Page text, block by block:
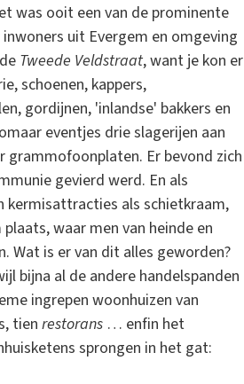
was ooit een van de prominente
uit Evergem en omgeving
Tweede Veldstraat, want je kon er
schoenen, kappers,
gordijnen, 'inlandse' bakkers en
eventjes drie slagerijen aan
grammofoonplaten. Er bevond zich
gevierd werd. En als
kermisattracties als schietkraam,
waar men van heinde en
Wat is er van dit alles geworden?
bijna al de andere handelspanden
ingrepen woonhuizen van
tien restorans … enfin het
sprongen in het gat: